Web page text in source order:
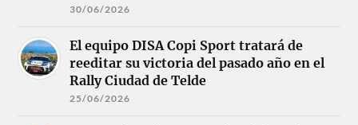
30/06/2026
El equipo DISA Copi Sport tratará de
reeditar su victoria del pasado año en el
Rally Ciudad de Telde
25/06/2026